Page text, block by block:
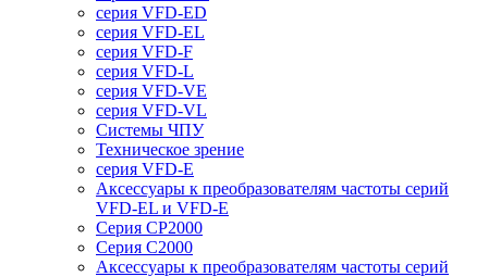
серия VFD-ED
серия VFD-EL
серия VFD-F
серия VFD-L
серия VFD-VE
серия VFD-VL
Системы ЧПУ
Техническое зрение
серия VFD-E
Аксессуары к преобразователям частоты серий
VFD-EL и VFD-E
Серия CP2000
Серия C2000
Аксессуары к преобразователям частоты серий